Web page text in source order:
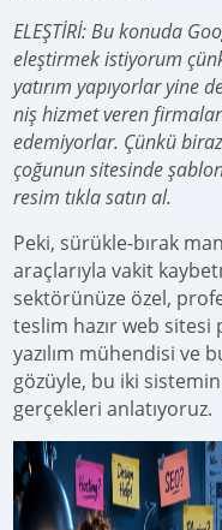
ELEŞTİRİ: Bu konuda
eleştirmek istiyorum
yatırım yapıyorlar yine
niş hizmet veren
edemiyorlar. Çünkü
çoğunun sitesinde
resim tıkla satın al.
Peki, sürükle-bırak
araçlarıyla vakit
sektörünüze özel,
teslim hazır web
yazılım mühendisi ve
gözüyle, bu iki
gerçekleri anlatıyoruz.